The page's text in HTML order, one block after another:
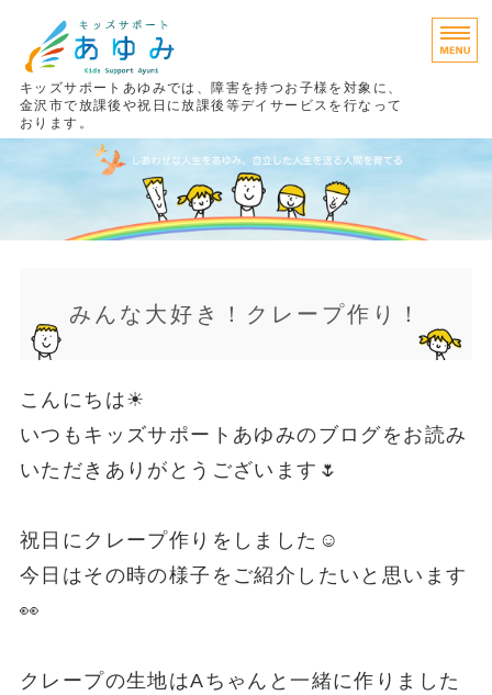
キッズサポートあゆみでは、障害を持つお子様を対象に、
金沢市で放課後や祝日に放課後等デイサービスを行なって
おります。
あゆみの考え方
ご利用料金
施設案内
みんな大好き！クレープ作り！
こんにちは☀
いつもキッズサポートあゆみのブログをお読み
いただきありがとうございます🌷
祝日にクレープ作りをしました☺
今日はその時の様子をご紹介したいと思います
👀
クレープの生地はAちゃんと一緒に作りました